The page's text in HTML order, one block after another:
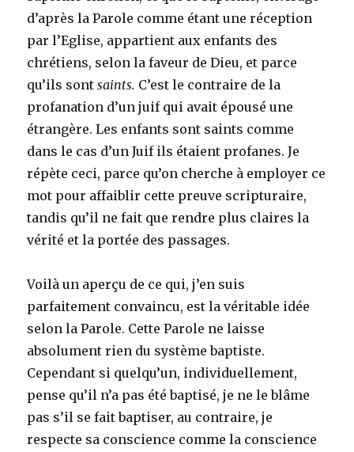
d’après la Parole comme étant une réception
par l’Eglise, appartient aux enfants des
chrétiens, selon la faveur de Dieu, et parce
qu’ils sontsaints. C’est le contraire de la
profanation d’un juif qui avait épousé une
étrangère. Les enfants sont saints comme
dans le cas d’un Juif ils étaient profanes. Je
répète ceci, parce qu’on cherche à employer ce
mot pour affaiblir cette preuve scripturaire,
tandis qu’il ne fait que rendre plus claires la
vérité et la portée des passages.
Voilà un aperçu de ce qui, j’en suis
parfaitement convaincu, est la véritable idée
selon la Parole. Cette Parole ne laisse
absolument rien du système baptiste.
Cependant si quelqu’un, individuellement,
pense qu’il n’a pas été baptisé, je ne le blâme
pas s’il se fait baptiser, au contraire, je
respecte sa conscience comme la conscience